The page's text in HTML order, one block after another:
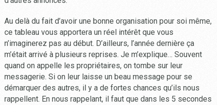
Au delà du fait d’avoir une bonne organisation pour soi même,
ce tableau vous apportera un réel intérêt que vous
n’imaginerez pas au début. D’ailleurs, l’année dernière ça
m’était arrivé à plusieurs reprises. Je m’explique… Souvent
quand on appelle les propriétaires, on tombe sur leur
messagerie. Si on leur laisse un beau message pour se
démarquer des autres, il y a de fortes chances qu’ils nous
rappellent. En nous rappelant, il faut que dans les 5 secondes